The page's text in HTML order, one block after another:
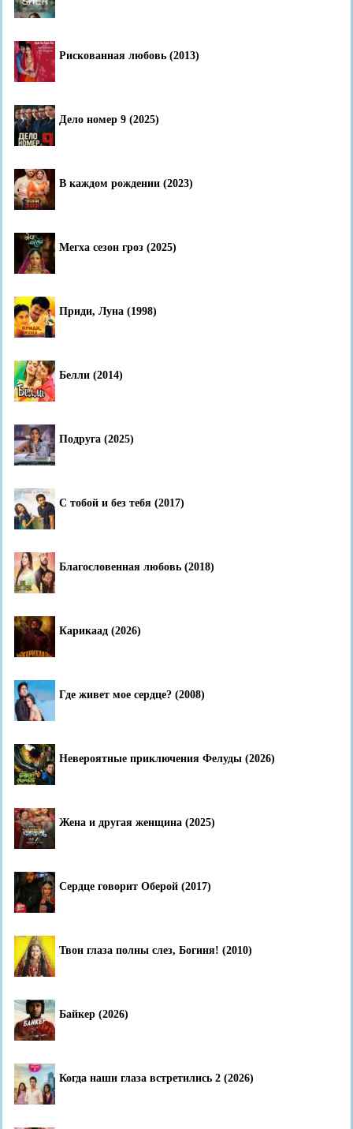
Рискованная любовь (2013)
Дело номер 9 (2025)
В каждом рождении (2023)
Мегха сезон гроз (2025)
Приди, Луна (1998)
Белли (2014)
Подруга (2025)
С тобой и без тебя (2017)
Благословенная любовь (2018)
Карикаад (2026)
Где живет мое сердце? (2008)
Невероятные приключения Фелуды (2026)
Жена и другая женщина (2025)
Сердце говорит Оберой (2017)
Твои глаза полны слез, Богиня! (2010)
Байкер (2026)
Когда наши глаза встретились 2 (2026)